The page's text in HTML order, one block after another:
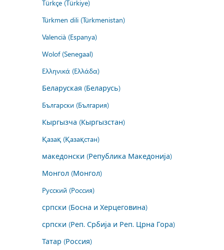
Türkçe (Türkiye)
Türkmen dili (Türkmenistan)
Valencià (Espanya)
Wolof (Senegaal)
Ελληνικά (Ελλάδα)
Беларуская (Беларусь)
Български (България)
Кыргызча (Кыргызстан)
Қазақ (Қазақстан)
македонски (Република Македонија)
Монгол (Монгол)
Русский (Россия)
српски (Босна и Херцеговина)
српски (Реп. Србија и Реп. Црна Гора)
Татар (Россия)